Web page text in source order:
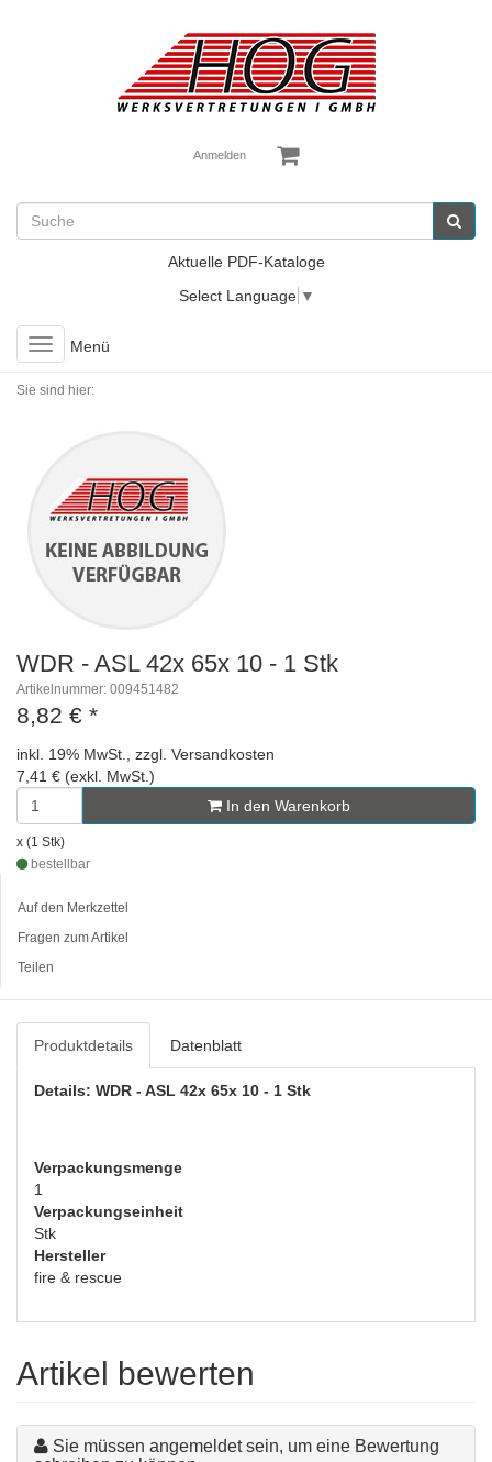
Anmelden
Aktuelle PDF-Kataloge
Select Language ▼
Toggle
navigation
Menü
Sie sind hier:
WDR - ASL 42x 65x 10 - 1 Stk
Artikelnummer: 009451482
8,82 € *
inkl. 19% MwSt., zzgl. Versandkosten
7,41 € (exkl. MwSt.)
In den Warenkorb
x (1 Stk)
bestellbar
Auf den Merkzettel
Fragen zum Artikel
Teilen
Produktdetails Datenblatt
Details: WDR - ASL 42x 65x 10 - 1 Stk
Verpackungsmenge
1
Verpackungseinheit
Stk
Hersteller
fire & rescue
Artikel bewerten
Sie müssen angemeldet sein, um eine Bewertung